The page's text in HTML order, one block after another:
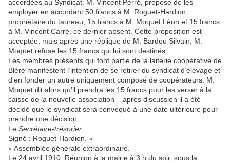
accordées au Syndicat. M. Vincent Perré, propose de les
employer en accordant 50 francs à M. Roguet-Hardion,
propriétaire du taureau, 15 francs à M. Moquet Léon et 15 francs
à M. Vincent Carré, ce dernier absent. Cette proposition est
acceptée, mais après une réplique de M. Bardou Silvain, M.
Moquet refuse les 15 francs qui lui sont destinés.
Les membres présents qui font partie de la laiterie coopérative de
Bléré manifestent l’intention de se retirer du syndicat d’élevage et
d’en fonder un autre uniquement composé de coopérateurs. M.
Moquet dit alors qu’il prendra les 15 francs pour les verser à la
caisse de la nouvelle association – après discussion il a été
décidé que le syndicat sera convoqué à une date ultérieure pour
prendre une décision.
Le Secrétaire-trésorier
Signé : Roguet-Hardion. »
« Assemblée générale extraordinaire.
Le 24 avril 1910. Réunion à la mairie à 3 h du soir, sous la